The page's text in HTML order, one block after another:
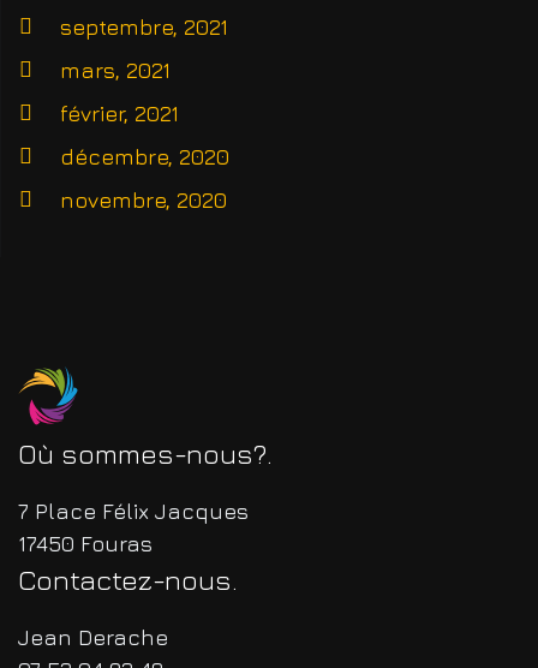
septembre, 2021
mars, 2021
février, 2021
décembre, 2020
novembre, 2020
Où sommes-nous?
7 Place Félix Jacques
17450 Fouras
Contactez-nous
Jean Derache